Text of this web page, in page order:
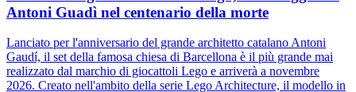
Antoni Guadì nel centenario della morte
Lanciato per l'anniversario del grande architetto catalano Antoni
Gaudí, il set della famosa chiesa di Barcellona è il più grande mai
realizzato dal marchio di giocattoli Lego e arriverà a novembre
2026. Creato nell'ambito della serie Lego Architecture, il modello in